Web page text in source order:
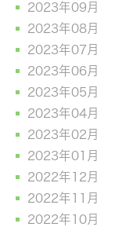
2023年09月
2023年08月
2023年07月
2023年06月
2023年05月
2023年04月
2023年02月
2023年01月
2022年12月
2022年11月
2022年10月